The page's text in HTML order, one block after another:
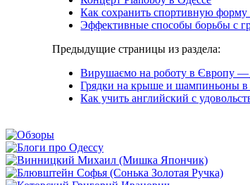
Как сохранить спортивную
Эффективные способы борьбы с
Предыдущие страницы из раздела:
Вирушаємо на роботу в Європу —
Грядки на крыше и шампиньоны в
Как учить английский с